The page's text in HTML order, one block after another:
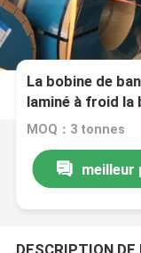
La bobine de
laminé à froid la
MOQ：3 tonnes
meilleur
DESCRIPTION DE